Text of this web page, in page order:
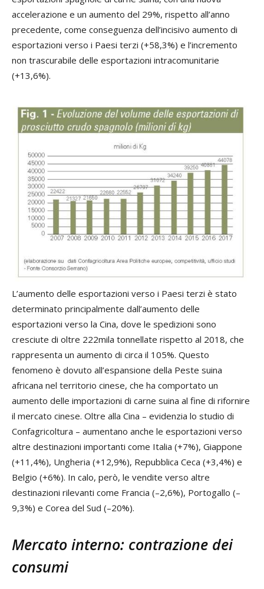
accelerazione e un aumento del 29%, rispetto all’anno
precedente, come conseguenza dell’incisivo aumento di
esportazioni verso i Paesi terzi (+58,3%) e l’incremento
non trascurabile delle esportazioni intracomunitarie
(+13,6%).
L’aumento delle esportazioni verso i Paesi terzi è stato
determinato principalmente dall’aumento delle
esportazioni verso la Cina, dove le spedizioni sono
cresciute di oltre 222mila tonnellate rispetto al 2018, che
rappresenta un aumento di circa il 105%. Questo
fenomeno è dovuto all’espansione della Peste suina
africana nel territorio cinese, che ha comportato un
aumento delle importazioni di carne suina al fine di rifornire
il mercato cinese. Oltre alla Cina – evidenzia lo studio di
Confagricoltura – aumentano anche le esportazioni verso
altre destinazioni importanti come Italia (+7%), Giappone
(+11,4%), Ungheria (+12,9%), Repubblica Ceca (+3,4%) e
Belgio (+6%). In calo, però, le vendite verso altre
destinazioni rilevanti come Francia (–2,6%), Portogallo (–
9,3%) e Corea del Sud (–20%).
Mercato interno: contrazione dei
consumi